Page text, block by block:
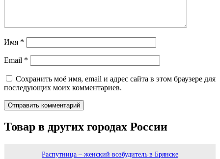
Имя *
Email *
Сохранить моё имя, email и адрес сайта в этом браузере для
последующих моих комментариев.
Товар в других городах России
Распутница – женский возбудитель в Брянске